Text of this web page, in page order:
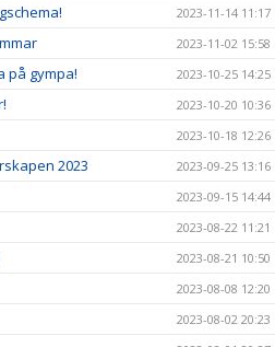
2023-11-14 11:17
2023-11-02 15:58
på gympa! 2023-10-25 14:25
2023-10-20 10:36
2023-10-18 12:26
2023 2023-09-25 13:16
2023-09-15 14:44
2023-08-22 11:21
2023-08-21 10:50
2023-08-08 12:20
2023-08-02 20:23